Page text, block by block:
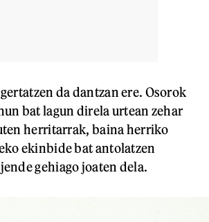
da dantzan ere. Osorok
bat lagun direla urtean zehar
herritarrak, baina herriko
ekinbide bat antolatzen
gehiago joaten dela.